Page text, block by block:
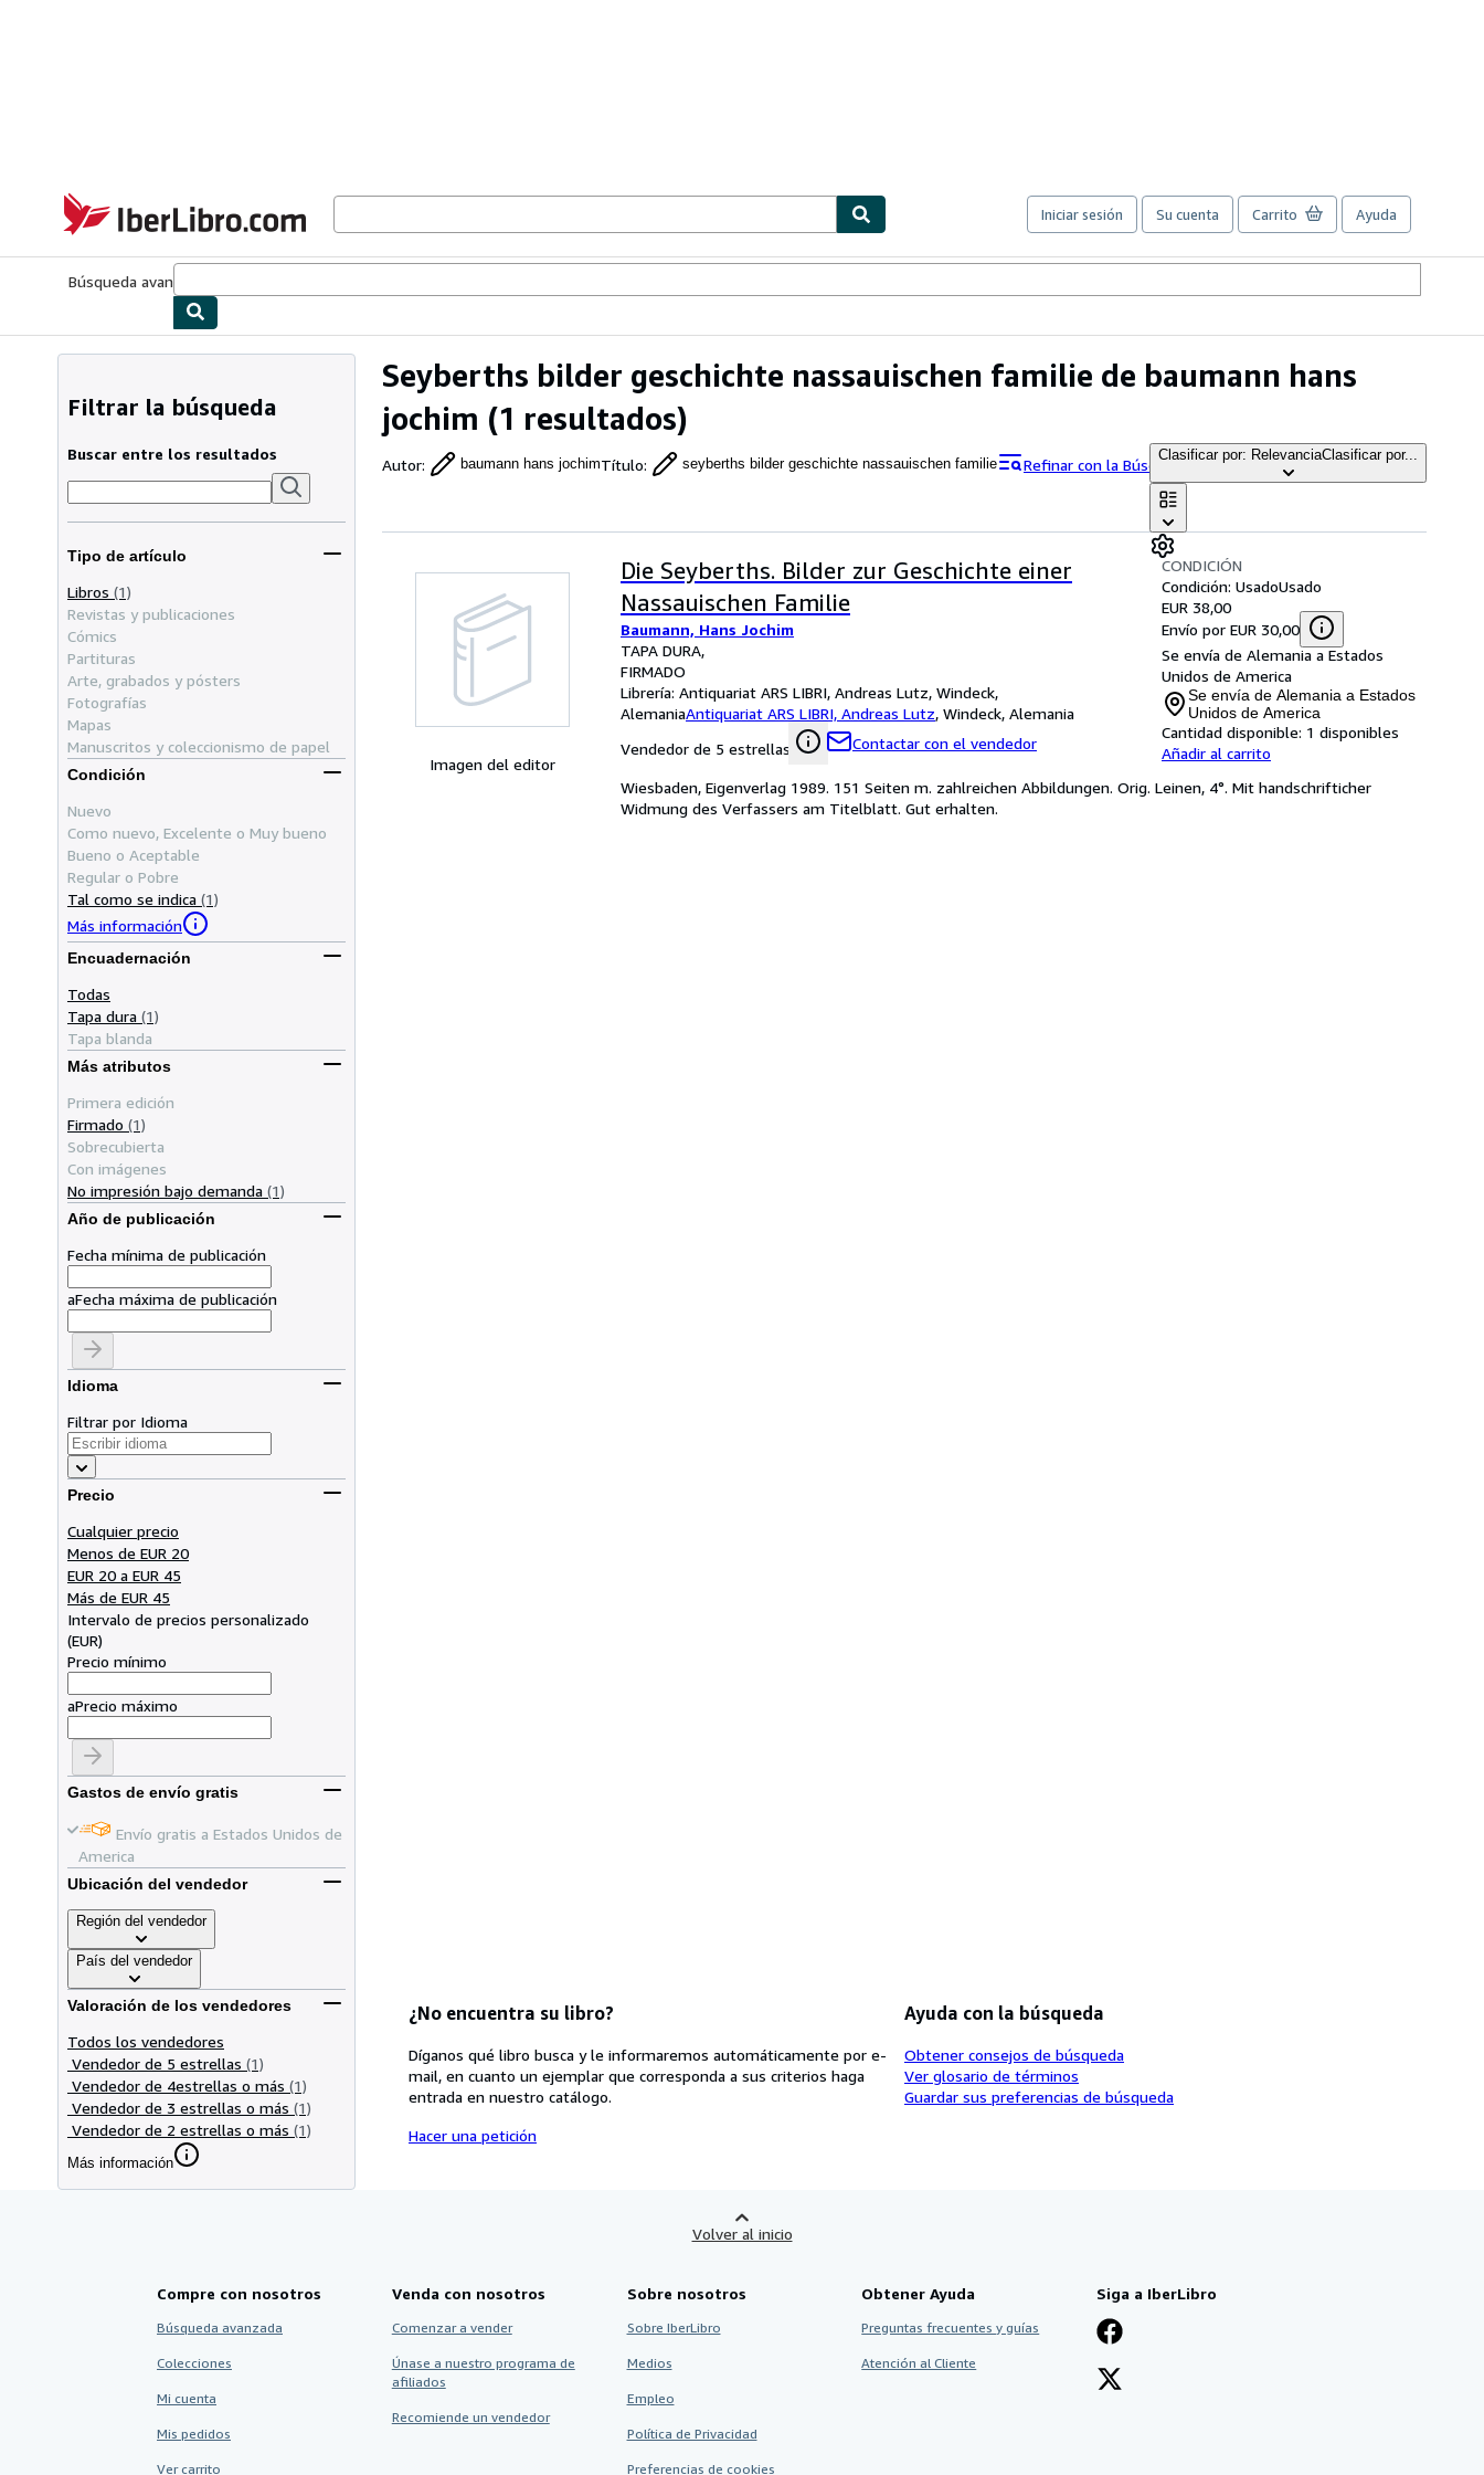
IberLibro.com
Iniciar sesión Su cuenta Carrito Ayuda
Búsqueda avanzada
Seyberths bilder geschichte nassauischen familie de baumann hans
jochim (1 resultados)
Autor: baumann hans jochimTítulo: seyberths bilder geschichte nassauischen familie Refinar con la Búsqueda avanzada
Clasificar por: RelevanciaClasificar por...
Filtrar la búsqueda
Buscar entre los resultados
Tipo de artículo
Libros (1)
Revistas y publicaciones
Cómics
Partituras
Arte, grabados y pósters
Fotografías
Mapas
Manuscritos y coleccionismo de papel
Condición
Nuevo
Como nuevo, Excelente o Muy bueno
Bueno o Aceptable
Regular o Pobre
Tal como se indica (1)
Más información
Encuadernación
Todas
Tapa dura (1)
Tapa blanda
Más atributos
Primera edición
Firmado (1)
Sobrecubierta
Con imágenes
No impresión bajo demanda (1)
Año de publicación
Fecha mínima de publicación
aFecha máxima de publicación
Idioma
Filtrar por Idioma
Precio
Cualquier precio
Menos de EUR 20
EUR 20 a EUR 45
Más de EUR 45
Intervalo de precios personalizado
(EUR)
Precio mínimo
aPrecio máximo
Gastos de envío gratis
Envío gratis a Estados Unidos de
America
Ubicación del vendedor
Región del vendedor
País del vendedor
Valoración de los vendedores
Todos los vendedores
Vendedor de 5 estrellas (1)
Vendedor de 4estrellas o más (1)
Vendedor de 3 estrellas o más (1)
Vendedor de 2 estrellas o más (1)
Más información
Imagen del editor
Die Seyberths. Bilder zur Geschichte einer
Nassauischen Familie
Baumann, Hans Jochim
TAPA DURA
FIRMADO
Librería: Antiquariat ARS LIBRI, Andreas Lutz, Windeck,
AlemaniaAntiquariat ARS LIBRI, Andreas Lutz, Windeck, Alemania
Vendedor de 5 estrellas
Contactar con el vendedor
CONDICIÓN
Condición: UsadoUsado
EUR 38,00
Envío por EUR 30,00
Se envía de Alemania a Estados
Unidos de America
Se envía de Alemania a Estados
Unidos de America
Cantidad disponible: 1 disponibles
Añadir al carrito
Wiesbaden, Eigenverlag 1989. 151 Seiten m. zahlreichen Abbildungen. Orig. Leinen, 4°. Mit handschrifticher
Widmung des Verfassers am Titelblatt. Gut erhalten.
¿No encuentra su libro?
Díganos qué libro busca y le informaremos automáticamente por e-
mail, en cuanto un ejemplar que corresponda a sus criterios haga
entrada en nuestro catálogo.
Hacer una petición
Ayuda con la búsqueda
Obtener consejos de búsqueda
Ver glosario de términos
Guardar sus preferencias de búsqueda
Volver al inicio
Compre con nosotros
Búsqueda avanzada
Colecciones
Mi cuenta
Mis pedidos
Ver carrito
Venda con nosotros
Comenzar a vender
Únase a nuestro programa de
afiliados
Recomiende un vendedor
Sobre nosotros
Sobre IberLibro
Medios
Empleo
Política de Privacidad
Preferencias de cookies
Obtener Ayuda
Preguntas frecuentes y guías
Atención al Cliente
Siga a IberLibro